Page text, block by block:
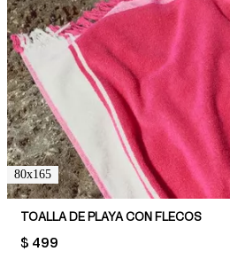
80x165
TOALLA DE PLAYA CON FLECOS
PRICE:
$ 499